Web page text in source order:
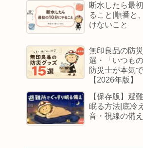
断水したら最
ること|順番と
けないこと
無印良品の防
選・「いつも
防災士が本気
【2026年版】
【保存版】避
眠る方法|底冷
音・視線の備え